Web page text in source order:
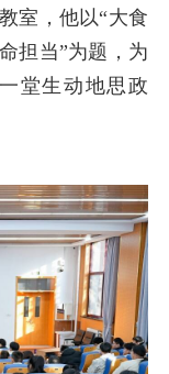
室，他以“大食
担当”为题，为
堂生动地思政